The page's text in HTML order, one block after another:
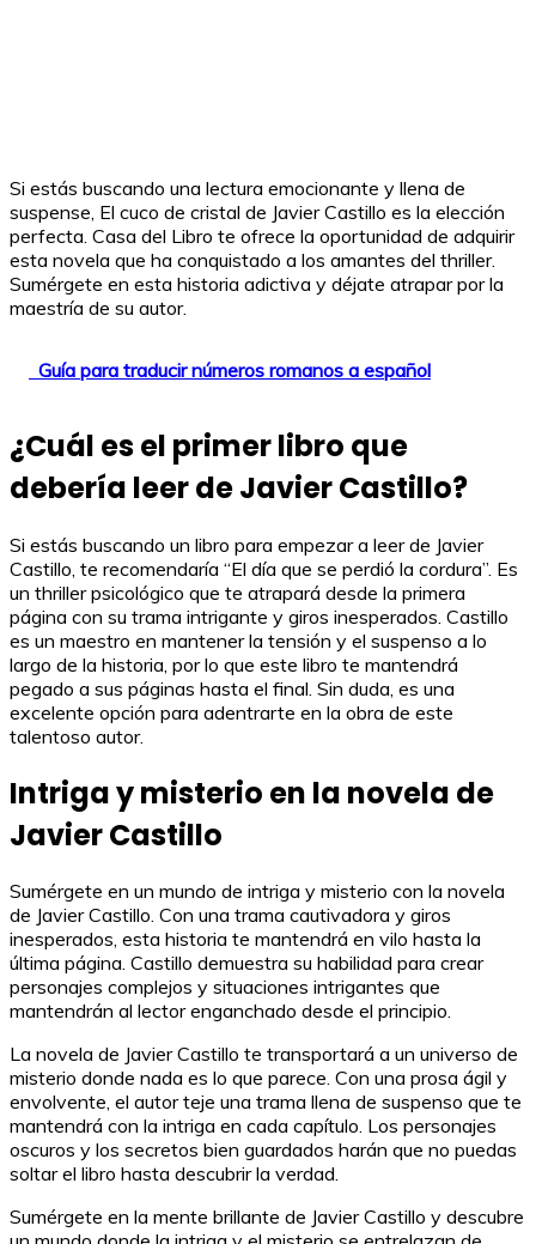
Si estás buscando una lectura emocionante y llena de
suspense, El cuco de cristal de Javier Castillo es la elección
perfecta. Casa del Libro te ofrece la oportunidad de adquirir
esta novela que ha conquistado a los amantes del thriller.
Sumérgete en esta historia adictiva y déjate atrapar por la
maestría de su autor.
Guía para traducir números romanos a español
¿Cuál es el primer libro que
debería leer de Javier Castillo?
Si estás buscando un libro para empezar a leer de Javier
Castillo, te recomendaría “El día que se perdió la cordura”. Es
un thriller psicológico que te atrapará desde la primera
página con su trama intrigante y giros inesperados. Castillo
es un maestro en mantener la tensión y el suspenso a lo
largo de la historia, por lo que este libro te mantendrá
pegado a sus páginas hasta el final. Sin duda, es una
excelente opción para adentrarte en la obra de este
talentoso autor.
Intriga y misterio en la novela de
Javier Castillo
Sumérgete en un mundo de intriga y misterio con la novela
de Javier Castillo. Con una trama cautivadora y giros
inesperados, esta historia te mantendrá en vilo hasta la
última página. Castillo demuestra su habilidad para crear
personajes complejos y situaciones intrigantes que
mantendrán al lector enganchado desde el principio.
La novela de Javier Castillo te transportará a un universo de
misterio donde nada es lo que parece. Con una prosa ágil y
envolvente, el autor teje una trama llena de suspenso que te
mantendrá con la intriga en cada capítulo. Los personajes
oscuros y los secretos bien guardados harán que no puedas
soltar el libro hasta descubrir la verdad.
Sumérgete en la mente brillante de Javier Castillo y descubre